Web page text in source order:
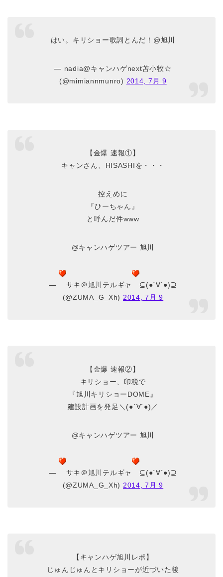
はい。キリショー歌詞とんだ！@旭川
— nadia@キャンハゲnext苫小牧☆
(@mimiannmunro) 2014, 7月 9
【金爆 速報①】
キャンさん、HISASHIを・・・
控えめに
『ひーちゃん』
と呼んだ件www
@キャンハゲツアー 旭川
— サキ＠旭川テルギャ
⊆(●´∀`●)⊇
(@ZUMA_G_Xh) 2014, 7月 9
【金爆 速報②】
キリショー、印税で
『旭川キリショーDOME』
建設計画を発足＼(●´∀`●)／
@キャンハゲツアー 旭川
— サキ＠旭川テルギャ
⊆(●´∀`●)⊇
(@ZUMA_G_Xh) 2014, 7月 9
【キャンハゲ旭川レポ】
じゅんじゅんとキリショーが近づいた後